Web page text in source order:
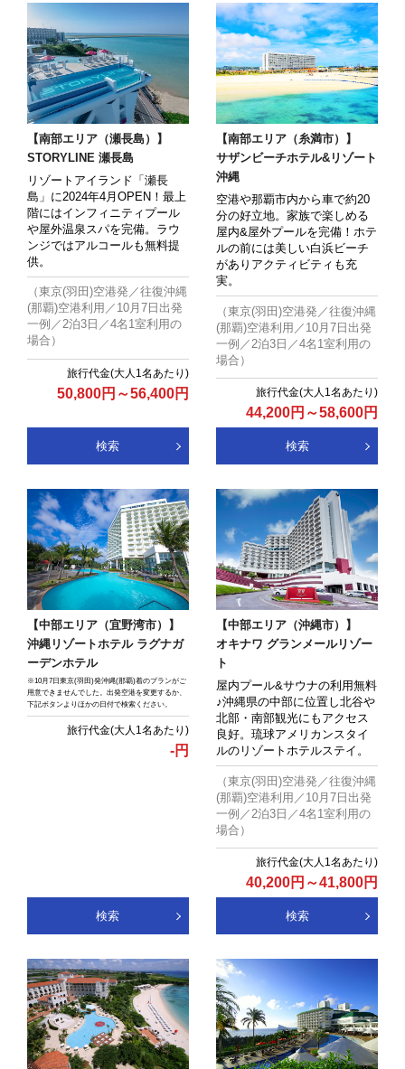
【南部エリア（瀬長島）】
STORYLINE 瀬長島
50,800円 ～56,400円
リゾートアイランド「瀬長
島」に2024年4月OPEN！最上
階にはインフィニティプール
や屋外温泉スパを完備。ラウ
ンジではアルコールも無料提
供。
（東京(羽田)空港発／往復沖縄
(那覇)空港利用／10月7日出発
一例／2泊3日／4名1室利用の
場合）
検索
【南部エリア（糸満市）】
サザンビーチホテル&リゾート
沖縄
44,200円 ～58,600円
空港や那覇市内から車で約20
分の好立地。家族で楽しめる
屋内&屋外プールを完備！ホテ
ルの前には美しい白浜ビーチ
がありアクティビティも充
実。
（東京(羽田)空港発／往復沖縄
(那覇)空港利用／10月7日出発
一例／2泊3日／4名1室利用の
場合）
検索
【中部エリア（宜野湾市）】
沖縄リゾートホテル ラグナガ
ーデンホテル
-円
※10月7日東京(羽田)発沖縄(那覇)着のプランがご
用意できませんでした。出発空港を変更するか、
下記ボタンよりほかの日付で検索ください。
検索
【中部エリア（沖縄市）】
オキナワ グランメールリゾー
ト
40,200円 ～41,800円
屋内プール&サウナの利用無料
♪沖縄県の中部に位置し北谷や
北部・南部観光にもアクセス
良好。琉球アメリカンスタイ
ルのリゾートホテルステイ。
（東京(羽田)空港発／往復沖縄
(那覇)空港利用／10月7日出発
一例／2泊3日／4名1室利用の
場合）
検索